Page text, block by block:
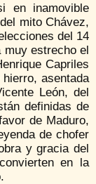
en inamovible
mito Chávez,
del 14
muy estrecho el
Capriles
asentada
León, del
definidas de
de Maduro,
de chofer
y gracia del
en la